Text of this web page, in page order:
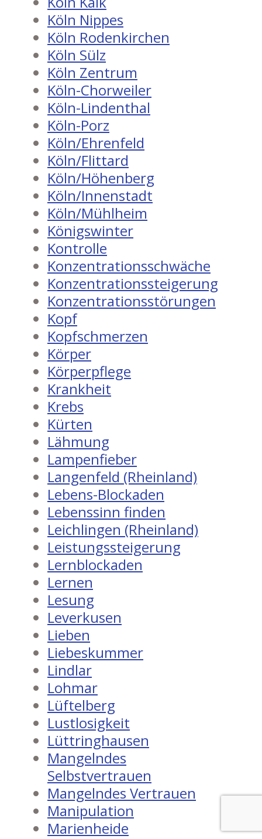
Köln Nippes
Köln Rodenkirchen
Köln Sülz
Köln Zentrum
Köln-Chorweiler
Köln-Lindenthal
Köln-Porz
Köln/Ehrenfeld
Köln/Flittard
Köln/Höhenberg
Köln/Innenstadt
Köln/Mühlheim
Königswinter
Kontrolle
Konzentrationsschwäche
Konzentrationssteigerung
Konzentrationsstörungen
Kopf
Kopfschmerzen
Körper
Körperpflege
Krankheit
Krebs
Kürten
Lähmung
Lampenfieber
Langenfeld (Rheinland)
Lebens-Blockaden
Lebenssinn finden
Leichlingen (Rheinland)
Leistungssteigerung
Lernblockaden
Lernen
Lesung
Leverkusen
Lieben
Liebeskummer
Lindlar
Lohmar
Lüftelberg
Lustlosigkeit
Lüttringhausen
Mangelndes
Selbstvertrauen
Mangelndes Vertrauen
Manipulation
Marienheide